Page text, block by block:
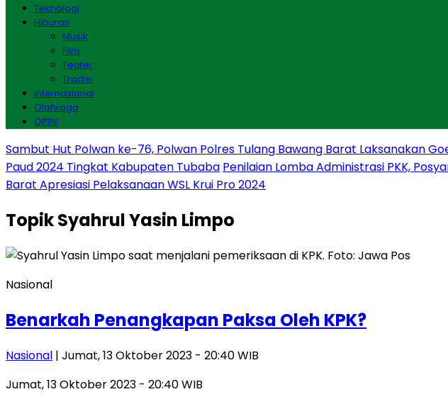
Teknologi
Hiburan
Musik
Film
Teater
Tradisi
Internasional
Olahraga
OPINI
Sambut Hut Polwan ke-76, Polwan Polres Tulang Bawang Barat Laksanakan
Paud 2024 Tingkat Kabupaten Tubaba Penilaian Lomba Administrasi PKK,
Barat Apresiasi Pelaksanaan WSL Krui Pro 2024
TopikSyahrul Yasin Limpo
Nasional
Benarkah Penangkapan Paksa Oleh KPK?
Nasional | Jumat, 13 Oktober 2023 - 20:40 WIB
Jumat, 13 Oktober 2023 - 20:40 WIB